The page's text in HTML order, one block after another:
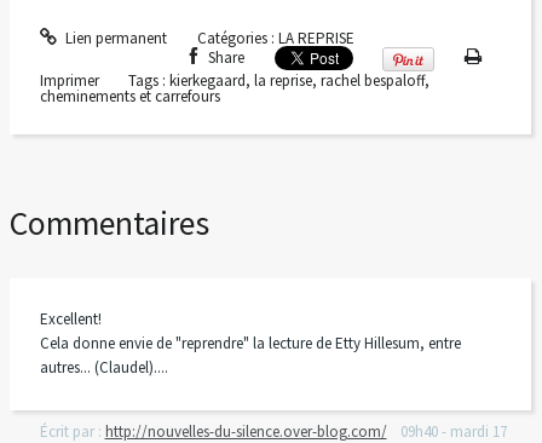
Lien permanent Catégories : LA REPRISE
Share
Imprimer
Tags :kierkegaard,la reprise,rachel bespaloff,
cheminements et carrefours
Commentaires
Excellent!
Cela donne envie de "reprendre" la lecture de Etty Hillesum, entre
autres... (Claudel)....
Écrit par : http://nouvelles-du-silence.over-blog.com/ 09h40- mardi 17